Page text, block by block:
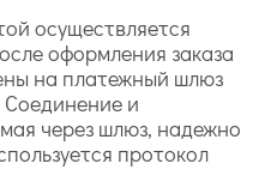
осуществляется
оформления заказа
на платежный шлюз
и
через шлюз, надежно
протокол